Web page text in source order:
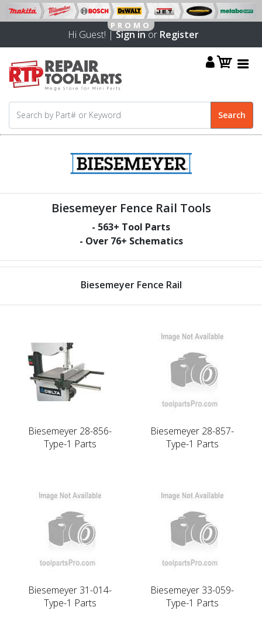
Hi Guest! |Sign inor Register
Biesemeyer Fence Rail Tools
- 563+ Tool Parts
- Over 76+ Schematics
Biesemeyer Fence Rail
Biesemeyer 28-856-
Type-1 Parts
Biesemeyer 28-857-
Type-1 Parts
Biesemeyer 31-014-
Type-1 Parts
Biesemeyer 33-059-
Type-1 Parts